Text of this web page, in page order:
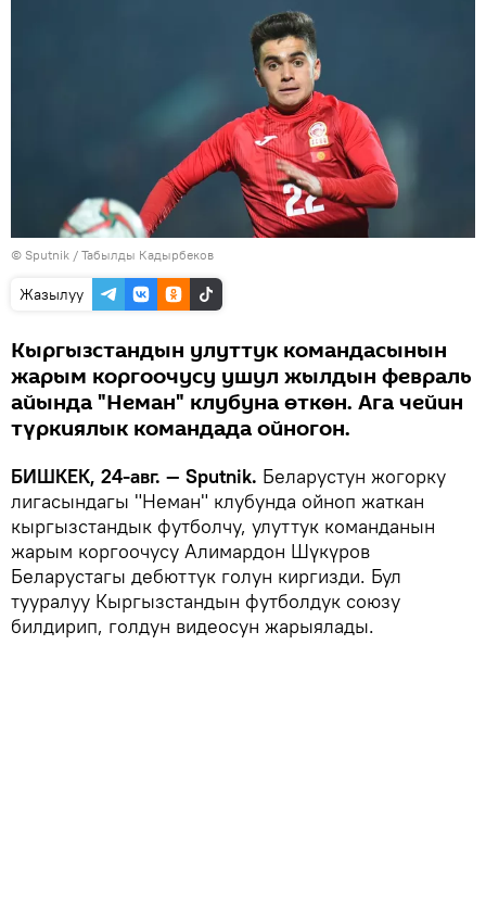
© Sputnik / Табылды Кадырбеков
Жазылуу
Кыргызстандын улуттук командасынын
жарым коргоочусу ушул жылдын февраль
айында "Неман" клубуна өткөн. Ага чейин
түркиялык командада ойногон.
БИШКЕК, 24-авг. — Sputnik. Беларустун жогорку
лигасындагы "Неман" клубунда ойноп жаткан
кыргызстандык футболчу, улуттук команданын
жарым коргоочусу Алимардон Шүкүров
Беларустагы дебюттук голун киргизди. Бул
тууралуу Кыргызстандын футболдук союзу
билдирип, голдун видеосун жарыялады.